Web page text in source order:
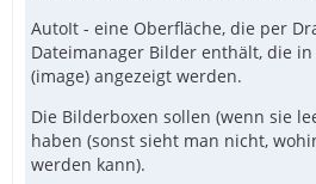
AutoIt - eine Oberfläche, die per
Dateimanager Bilder enthält, die
(image) angezeigt werden.
Die Bilderboxen sollen (wenn sie
haben (sonst sieht man nicht,
werden kann).